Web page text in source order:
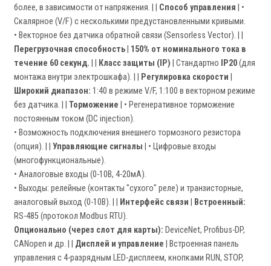
более, в зависимости от напряжения. | | Способ управления | •
Скалярное (V/F) с несколькими предустановленными кривыми.
• Векторное без датчика обратной связи (Sensorless Vector). | |
Перегрузочная способность 150% от номинального тока в
течение 60 секунд.
Класс защиты (IP) | Стандартно IP20(для
монтажа внутри электрошкафа). | |
Регулировка скорости
Широкий диапазон: 1:40 в режиме V/F, 1:100 в векторном режиме
без датчика. | | Торможение | • Регенеративное торможение
постоянным током (DC injection).
• Возможность подключения внешнего тормозного резистора
(опция). | | Управляющие сигналы | • Цифровые входы
(многофункциональные).
• Аналоговые входы (0-10В, 4-20мА).
• Выходы: релейные (контакты "сухого" реле) и транзисторные,
аналоговый выход (0-10В). | |
Интерфейс связи
Встроенный:
RS-485 (протокол Modbus RTU).
Опционально (через слот для карты): DeviceNet, Profibus-DP,
CANopen и др. | | Дисплей и управление | Встроенная панель
управления с 4-разрядным LED-дисплеем, кнопками RUN, STOP,